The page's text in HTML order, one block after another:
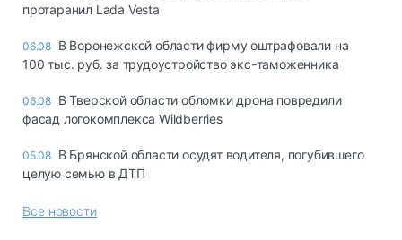
протаранил Lada Vesta
06.08 В Воронежской области фирму оштрафовали на
100 тыс. руб. за трудоустройство экс-таможенника
06.08 В Тверской области обломки дрона повредили
фасад логокомплекса Wildberries
05.08 В Брянской области осудят водителя, погубившего
целую семью в ДТП
Все новости